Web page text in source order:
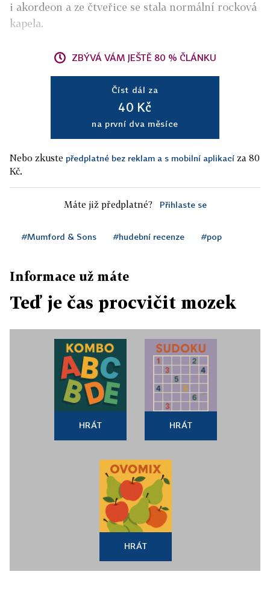
i akordeon a ze čtveřice se stala normální rocková
kapela.
ZBÝVÁ VÁM JEŠTĚ 80 % ČLÁNKU
Číst dál za
40 Kč
na první dva měsíce
Nebo zkuste předplatné bez reklam a s mobilní aplikací za 80
Kč.
Máte již předplatné? Přihlaste se
#Mumford & Sons #hudební recenze #pop
Informace už máte
Teď je čas procvičit mozek
HRÁT HRÁT
HRÁT